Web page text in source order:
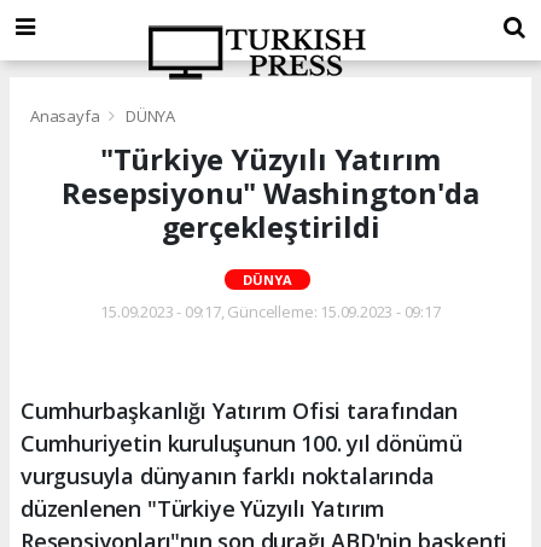
Anasayfa DÜNYA
"Türkiye Yüzyılı Yatırım
Resepsiyonu" Washington'da
gerçekleştirildi
DÜNYA
15.09.2023 - 09:17, Güncelleme: 15.09.2023 - 09:17
Cumhurbaşkanlığı Yatırım Ofisi tarafından
Cumhuriyetin kuruluşunun 100. yıl dönümü
vurgusuyla dünyanın farklı noktalarında
düzenlenen "Türkiye Yüzyılı Yatırım
Resepsiyonları"nın son durağı ABD'nin başkenti